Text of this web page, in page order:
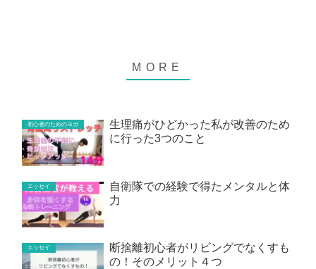
初心者のためのヨガ
生理痛がひどかった私が改善のため
に行った3つのこと
エッセイ
自衛隊での経験で得たメンタルと体
力
エッセイ
断捨離初心者がリビングでなくすも
の！そのメリット４つ